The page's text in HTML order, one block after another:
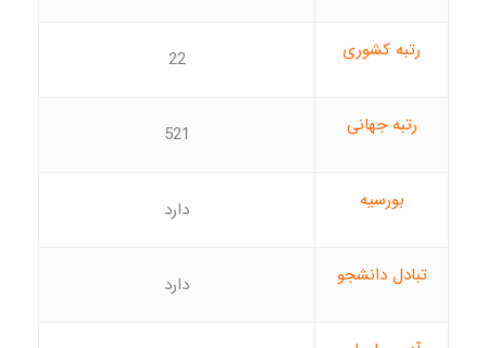
رتبه کشوری 22
رتبه جهانی 521
بورسیه دارد
تبادل دانشجو دارد